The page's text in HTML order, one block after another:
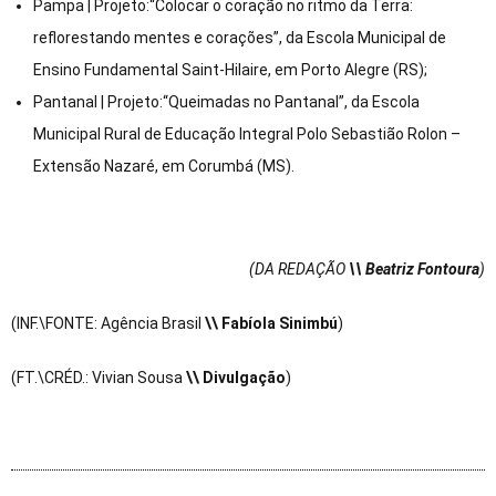
Pampa | Projeto:“Colocar o coração no ritmo da Terra:
reflorestando mentes e corações”, da Escola Municipal de
Ensino Fundamental Saint-Hilaire, em Porto Alegre (RS);
Pantanal | Projeto:“Queimadas no Pantanal”, da Escola
Municipal Rural de Educação Integral Polo Sebastião Rolon –
Extensão Nazaré, em Corumbá (MS).
(DA REDAÇÃO \\ Beatriz Fontoura)
(INF.\FONTE: Agência Brasil \\ Fabíola Sinimbú)
(FT.\CRÉD.: Vivian Sousa\\ Divulgação)